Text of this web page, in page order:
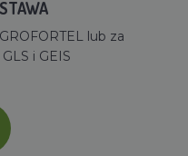
lub za
i GEIS